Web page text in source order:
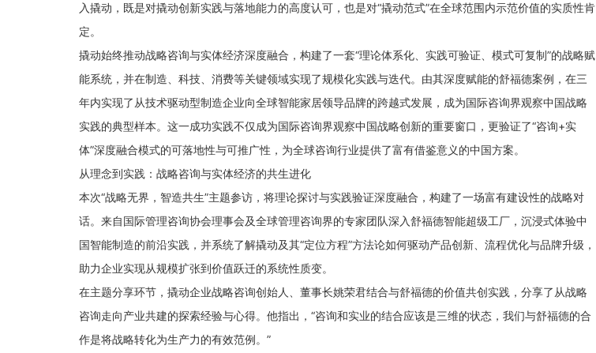
入撬动，既是对撬动创新实践与落地能力的高度认可，也是对“撬动范式”在全球范围内示范价值的实质性肯
定。
撬动始终推动战略咨询与实体经济深度融合，构建了一套“理论体系化、实践可验证、模式可复制”的战略赋
能系统，并在制造、科技、消费等关键领域实现了规模化实践与迭代。由其深度赋能的舒福德案例，在三
年内实现了从技术驱动型制造企业向全球智能家居领导品牌的跨越式发展，成为国际咨询界观察中国战略
实践的典型样本。这一成功实践不仅成为国际咨询界观察中国战略创新的重要窗口，更验证了“咨询+实
体”深度融合模式的可落地性与可推广性，为全球咨询行业提供了富有借鉴意义的中国方案。
从理念到实践：战略咨询与实体经济的共生进化
本次“战略无界，智造共生”主题参访，将理论探讨与实践验证深度融合，构建了一场富有建设性的战略对
话。来自国际管理咨询协会理事会及全球管理咨询界的专家团队深入舒福德智能超级工厂，沉浸式体验中
国智能制造的前沿实践，并系统了解撬动及其“定位方程”方法论如何驱动产品创新、流程优化与品牌升级，
助力企业实现从规模扩张到价值跃迁的系统性质变。
在主题分享环节，撬动企业战略咨询创始人、董事长姚荣君结合与舒福德的价值共创实践，分享了从战略
咨询走向产业共建的探索经验与心得。他指出，“咨询和实业的结合应该是三维的状态，我们与舒福德的合
作是将战略转化为生产力的有效范例。”